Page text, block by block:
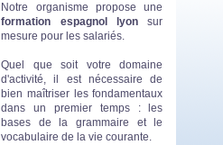
Notre organisme propose une
formation espagnol lyon sur
mesure pour les salariés.
Quel que soit votre domaine
d'activité, il est nécessaire de
bien maîtriser les fondamentaux
dans un premier temps : les
bases de la grammaire et le
vocabulaire de la vie courante.